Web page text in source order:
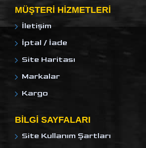
MÜŞTERI HIZMETLERI
İletişim
İptal / İade
Site Haritası
Markalar
Kargo
BILGI SAYFALARI
Site Kullanım Şartları